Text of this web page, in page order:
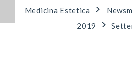
Medicina Estetica
>
2019 >